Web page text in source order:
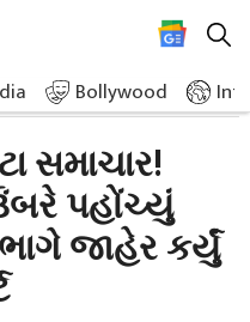
Bollywood
Farmers Monsoon Finally Reaches Gujarat
સમાચાર!
પહોંચ્યું
જાહેર કર્યું